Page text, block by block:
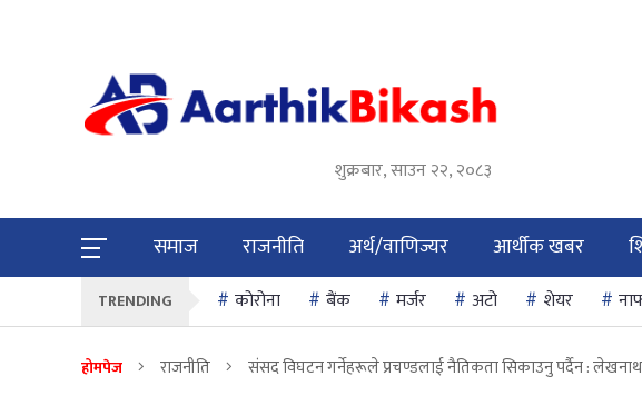
शुक्रबार, साउन २२, २०८३
समाज राजनीति अर्थ/वाणिज्यर आर्थीक खबर
TRENDING कोरोना बैंक मर्जर अटो शेयर
होमपेज राजनीति संसद विघटन गर्नेहरूले प्रचण्डलाई नैतिकता सिकाउनु पर्दैन :